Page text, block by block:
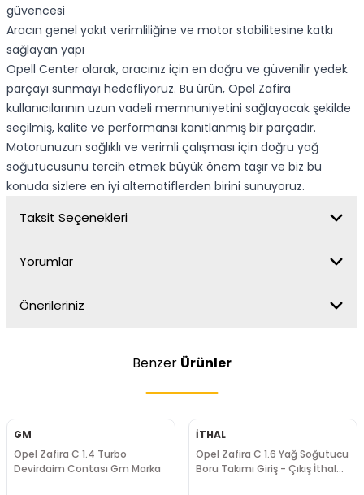
güvencesi
Aracın genel yakıt verimliliğine ve motor stabilitesine katkı
sağlayan yapı
Opell Center olarak, aracınız için en doğru ve güvenilir yedek
parçayı sunmayı hedefliyoruz. Bu ürün, Opel Zafira
kullanıcılarının uzun vadeli memnuniyetini sağlayacak şekilde
seçilmiş, kalite ve performansı kanıtlanmış bir parçadır.
Motorunuzun sağlıklı ve verimli çalışması için doğru yağ
soğutucusunu tercih etmek büyük önem taşır ve biz bu
konuda sizlere en iyi alternatiflerden birini sunuyoruz.
Taksit Seçenekleri
Yorumlar
Önerileriniz
Benzer Ürünler
GM
Opel Zafira C 1.4 Turbo
Devirdaim Contası Gm Marka
İTHAL
Opel Zafira C 1.6 Yağ Soğutucu
Boru Takımı Giriş - Çıkış İthal